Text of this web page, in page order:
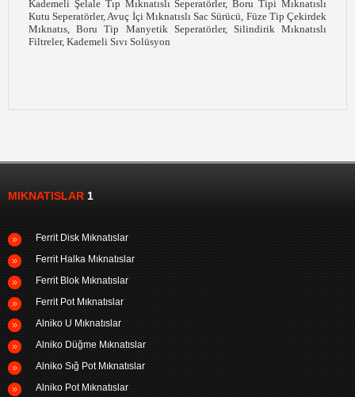
Kademeli Şelale Tıp Mıknatıslı Seperatörler, Boru Tipi Mıknatıslı
Kutu Seperatörler, Avuç İçi Mıknatıslı Sac Sürücü, Füze Tip Çekirdek
Mıknatıs, Boru Tip Manyetik Seperatörler, Silindirik Mıknatıslı
Filtreler, Kademeli Sıvı Solüsyon
MIKNATISLAR1
Ferrit Disk Mıknatıslar
Ferrit Halka Mıknatıslar
Ferrit Blok Mıknatıslar
Ferrit Pot Mıknatıslar
Alniko U Mıknatıslar
Alniko Düğme Mıknatıslar
Alniko Sığ Pot Mıknatıslar
Alniko Pot Mıknatıslar